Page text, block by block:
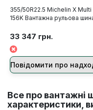
355/50R22.5 Michelin X Multi
156K Вантажна рульова
33 347 грн.
Повідомити про
Все про вантажні
характеристики,